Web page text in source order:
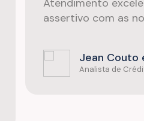
Jean Couto
Analista de
Atendimento
assertivo com as